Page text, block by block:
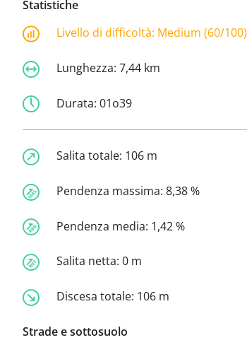
Statistiche
Livello di difficoltà: Medium (60/100)
Lunghezza: 7,44 km
Durata: 01o39
Salita totale: 106 m
Pendenza massima: 8,38 %
Pendenza media: 1,42 %
Salita netta: 0 m
Discesa totale: 106 m
Strade e sottosuolo